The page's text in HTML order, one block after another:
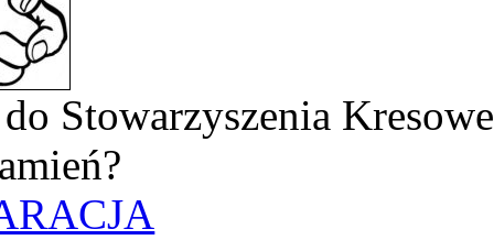
Stowarzyszenia